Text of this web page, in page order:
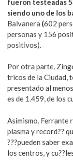
siendo uno de los
Balvanera (602
personas y 156
positivos).
Por otra parte,
tricos de la Ciudad,
presentado al
es de 1.459, de los
Asimismo, Ferrante
plasma y record??
???pueden saber
los centros, y